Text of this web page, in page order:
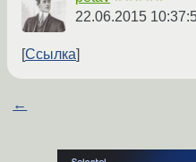
22.06.2015
Ссылка
←